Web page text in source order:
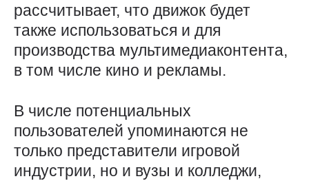
рассчитывает, что движок будет
также использоваться и для
производства мультимедиаконтента,
в том числе кино и рекламы.
В числе потенциальных
пользователей упоминаются не
только представители игровой
индустрии, но и вузы и колледжи,